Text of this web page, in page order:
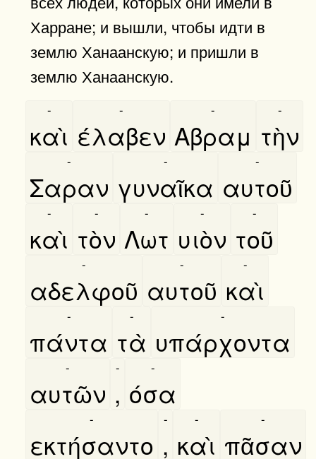
Харране; и вышли, чтобы идти в
землю Ханаанскую; и пришли в
землю Ханаанскую.
καὶ
-
έλαβεν
-
Αβραμ
-
τὴν
-
Σαραν
-
γυναῖκα
-
αυτοῦ
-
καὶ
-
τὸν
-
Λωτ
-
υιὸν
-
τοῦ
-
αδελφοῦ
-
αυτοῦ
-
καὶ
-
πάντα
-
τὰ
-
υπάρχοντα
-
αυτῶν
-
,
-
όσα
-
εκτήσαντο
-
,
-
καὶ
-
πᾶσαν
-